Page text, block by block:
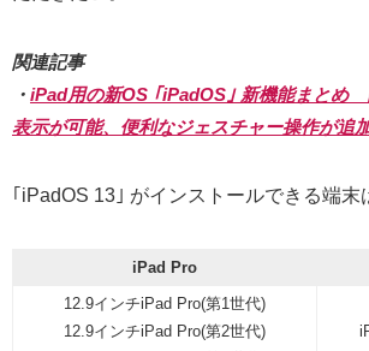
関連記事
・ iPad用の新OS ｢iPadOS｣ 新機能まとめ
表示が可能、便利なジェスチャー操作が追
｢iPadOS 13｣ がインストールできる端末
iPad Pro
12.9インチiPad Pro(第1世代)
12.9インチiPad Pro(第2世代)